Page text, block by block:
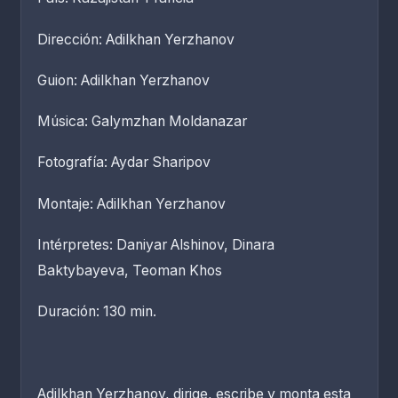
Dirección: Adilkhan Yerzhanov
Guion: Adilkhan Yerzhanov
Música: Galymzhan Moldanazar
Fotografía: Aydar Sharipov
Montaje: Adilkhan Yerzhanov
Intérpretes: Daniyar Alshinov, Dinara
Baktybayeva, Teoman Khos
Duración: 130 min.
Adilkhan Yerzhanov, dirige, escribe y monta esta